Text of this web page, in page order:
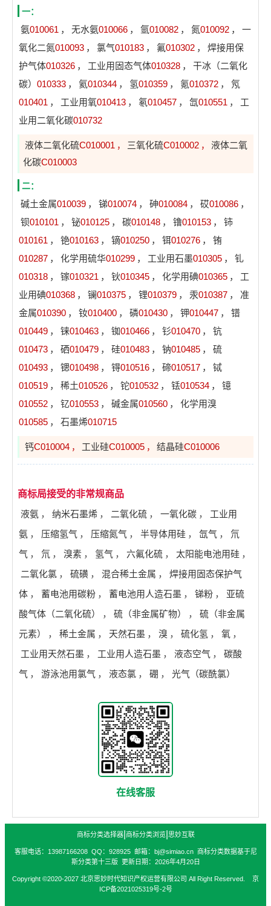
一：
氨010061 ， 无水氨010066 ， 氩010082 ， 氮010092 ，
一
氧化二氮010093 ， 氯气010183 ， 氟010302 ，
焊接用保
护气体010326 ， 工业用固态气体010328 ，
干冰（二氧化
碳） 010333 ， 氦010344 ， 氢010359 ， 氪010372 ，
氖
010401 ， 工业用氧010413 ， 氡010457 ， 氙010551 ，
工
业用二氧化碳010732
液体二氧化硫C010001 ， 三氧化硫C010002 ，
液体二氧
化碳C010003
二：
碱土金属010039 ， 锑010074 ， 砷010084 ， 砹010086 ，
钡010101 ， 铋010125 ， 碳010148 ， 镥010153 ，
铈
010161 ， 铯010163 ， 镝010250 ， 铒010276 ，
铕
010287 ， 化学用硫华010299 ， 工业用石墨010305 ，
钆
010318 ， 镓010321 ， 钬010345 ， 化学用碘010365 ，
工
业用碘010368 ， 镧010375 ， 锂010379 ， 汞010387 ，
准
金属010390 ， 钕010400 ， 磷010430 ， 钾010447 ，
镨
010449 ， 铼010463 ， 铷010466 ， 钐010470 ，
钪
010473 ， 硒010479 ， 硅010483 ， 钠010485 ，
硫
010493 ， 锶010498 ， 锝010516 ， 碲010517 ，
铽
010519 ， 稀土010526 ， 铊010532 ， 铥010534 ，
镱
010552 ， 钇010553 ， 碱金属010560 ，
化学用溴
010585 ， 石墨烯010715
钙C010004 ， 工业硅C010005 ， 结晶硅C010006
商标局接受的非常规商品
液氨 ， 纳米石墨烯 ， 二氧化硫 ， 一氧化碳 ，
工业用
氨 ， 压缩氢气 ， 压缩氮气 ， 半导体用硅 ， 氙气 ，
氘
气 ， 氘 ， 溴素 ， 氢气 ， 六氟化硫 ， 太阳能电池用硅 ，
二氧化氯 ， 硫磺 ， 混合稀土金属 ，
焊接用固态保护气
体 ， 蓄电池用碳粉 ， 蓄电池用人造石墨 ， 锑粉 ，
亚硫
酸气体（二氧化硫）
， 硫（非金属矿物） ，
硫（非金属
元素）
， 稀土金属 ， 天然石墨 ， 溴 ， 硫化氢 ， 氧 ，
工业用天然石墨 ， 工业用人造石墨 ， 液态空气 ，
碳酸
气 ， 游泳池用氯气 ， 液态氯 ， 硼 ， 光气（碳酰氯）
在线客服
商标分类选择器| 商标分类浏览| 思妙互联
客服电话：13987166208 QQ：928925 邮箱：bj@simiao.cn 商标分类数据基于尼
斯分类第十三版 更新日期：2026年4月20日
Copyright ©2020-2027 北京思妙时代知识产权运营有限公司 All Right Reserved. 京
ICP备2021025319号-2号